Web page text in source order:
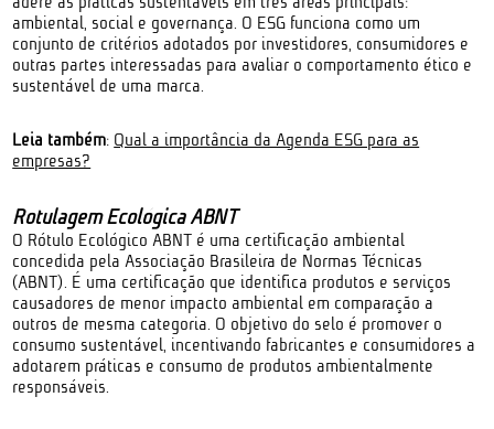
ambiental, social e governança. O ESG funciona como um
conjunto de critérios adotados por investidores, consumidores e
outras partes interessadas para avaliar o comportamento ético e
sustentável de uma marca.
Leia também: Qual a importância da Agenda ESG para as
empresas?
Rotulagem Ecológica ABNT
O Rótulo Ecológico ABNT é uma certificação ambiental
concedida pela Associação Brasileira de Normas Técnicas
(ABNT). É uma certificação que identifica produtos e serviços
causadores de menor impacto ambiental em comparação a
outros de mesma categoria. O objetivo do selo é promover o
consumo sustentável, incentivando fabricantes e consumidores a
adotarem práticas e consumo de produtos ambientalmente
responsáveis.